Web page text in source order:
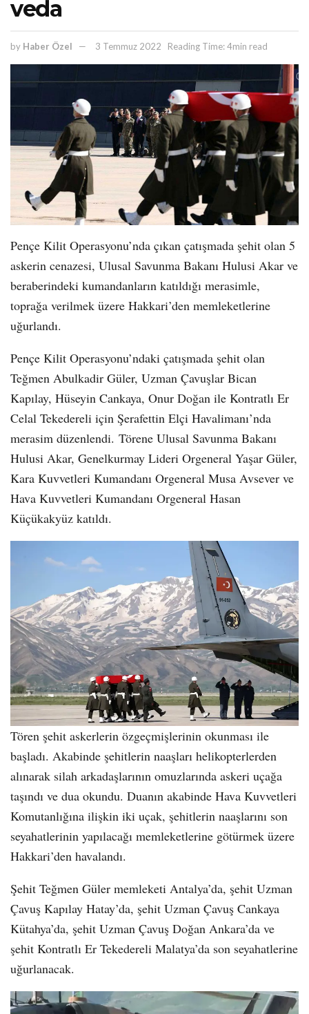
veda
by Haber Özel 3 Temmuz 2022 Reading Time: 4min read
Pençe Kilit Operasyonu’nda çıkan çatışmada şehit olan 5
askerin cenazesi, Ulusal Savunma Bakanı Hulusi Akar ve
beraberindeki kumandanların katıldığı merasimle,
toprağa verilmek üzere Hakkari’den memleketlerine
uğurlandı.
Pençe Kilit Operasyonu’ndaki çatışmada şehit olan
Teğmen Abulkadir Güler, Uzman Çavuşlar Bican
Kapılay, Hüseyin Cankaya, Onur Doğan ile Kontratlı Er
Celal Tekedereli için Şerafettin Elçi Havalimanı’nda
merasim düzenlendi. Törene Ulusal Savunma Bakanı
Hulusi Akar, Genelkurmay Lideri Orgeneral Yaşar Güler,
Kara Kuvvetleri Kumandanı Orgeneral Musa Avsever ve
Hava Kuvvetleri Kumandanı Orgeneral Hasan
Küçükakyüz katıldı.
Tören şehit askerlerin özgeçmişlerinin okunması ile
başladı. Akabinde şehitlerin naaşları helikopterlerden
alınarak silah arkadaşlarının omuzlarında askeri uçağa
taşındı ve dua okundu. Duanın akabinde Hava Kuvvetleri
Komutanlığına ilişkin iki uçak, şehitlerin naaşlarını son
seyahatlerinin yapılacağı memleketlerine götürmek üzere
Hakkari’den havalandı.
Şehit Teğmen Güler memleketi Antalya’da, şehit Uzman
Çavuş Kapılay Hatay’da, şehit Uzman Çavuş Cankaya
Kütahya’da, şehit Uzman Çavuş Doğan Ankara’da ve
şehit Kontratlı Er Tekedereli Malatya’da son seyahatlerine
uğurlanacak.